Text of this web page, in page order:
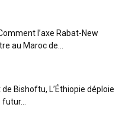
l’axe Rabat-New
au Maroc de...
de Bishoftu, L’Éthiopie déploie
futur...